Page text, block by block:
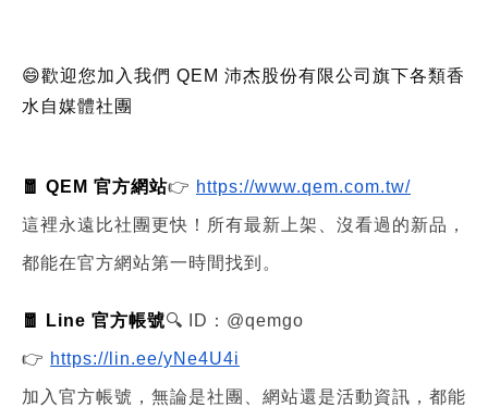
😄歡迎您加入我們 QEM 沛杰股份有限公司旗下各類香
水自媒體社團
🧧 QEM 官方網站👉 https://www.qem.com.tw/
這裡永遠比社團更快！所有最新上架、沒看過的新品，
都能在官方網站第一時間找到。
🧧 Line 官方帳號🔍 ID：@qemgo
👉 https://lin.ee/yNe4U4i
加入官方帳號，無論是社團、網站還是活動資訊，都能